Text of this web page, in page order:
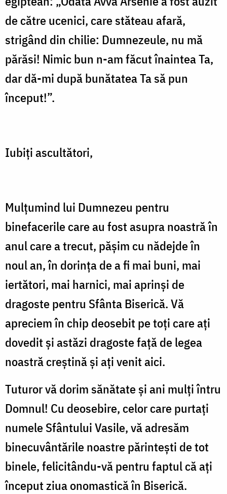
de către ucenici, care stăteau afară,
strigând din chilie: Dumnezeule, nu mă
părăsi! Nimic bun n-am făcut înaintea Ta,
dar dă-mi după bunătatea Ta să pun
început!”.
Iubiţi ascultători,
Mulţumind lui Dumnezeu pentru
binefacerile care au fost asupra noastră în
anul care a trecut, păşim cu nădejde în
noul an, în dorinţa de a fi mai buni, mai
iertători, mai harnici, mai aprinşi de
dragoste pentru Sfânta Biserică. Vă
apreciem în chip deosebit pe toţi care aţi
dovedit şi astăzi dragoste faţă de legea
noastră creştină şi aţi venit aici.
Tuturor vă dorim sănătate şi ani mulţi întru
Domnul! Cu deosebire, celor care purtaţi
numele Sfântului Vasile, vă adresăm
binecuvântările noastre părinteşti de tot
binele, felicitându-vă pentru faptul că aţi
început ziua onomastică în Biserică.